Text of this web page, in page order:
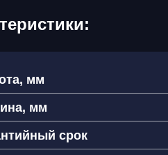
мм
мм
срок